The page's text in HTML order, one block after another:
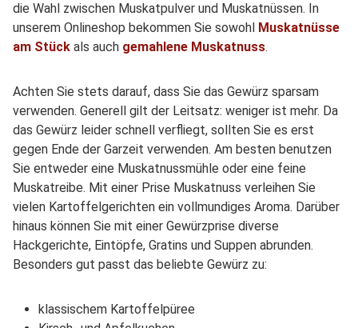
die Wahl zwischen Muskatpulver und Muskatnüssen. In
unserem Onlineshop bekommen Sie sowohl Muskatnüsse
am Stück als auch gemahlene Muskatnuss.
Achten Sie stets darauf, dass Sie das Gewürz sparsam
verwenden. Generell gilt der Leitsatz: weniger ist mehr. Da
das Gewürz leider schnell verfliegt, sollten Sie es erst
gegen Ende der Garzeit verwenden. Am besten benutzen
Sie entweder eine Muskatnussmühle oder eine feine
Muskatreibe. Mit einer Prise Muskatnuss verleihen Sie
vielen Kartoffelgerichten ein vollmundiges Aroma. Darüber
hinaus können Sie mit einer Gewürzprise diverse
Hackgerichte, Eintöpfe, Gratins und Suppen abrunden.
Besonders gut passt das beliebte Gewürz zu:
klassischem Kartoffelpüree